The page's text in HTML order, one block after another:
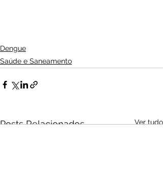
Dengue
Saúde e Saneamento
Posts Relacionados Ver tudo